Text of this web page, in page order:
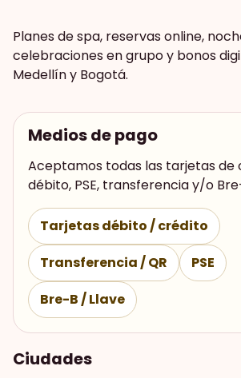
Planes de spa, reservas online,
celebraciones en grupo y bonos
Medellín y Bogotá.
Medios de pago
Aceptamos todas las tarjetas de
débito, PSE, transferencia y/o
Tarjetas débito / crédito
Transferencia / QR
PSE
Bre-B / Llave
Ciudades